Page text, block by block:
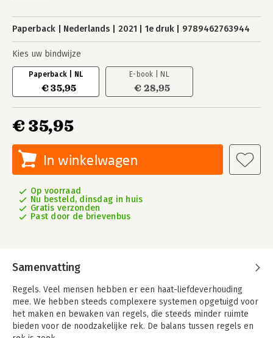
Paperback Nederlands 2021 1e druk 9789462763944
Kies uw bindwijze
Paperback | NL
€ 35,95
E-book | NL
€ 28,95
€ 35,95
In winkelwagen
Op voorraad
Nu besteld, dinsdag in huis
Gratis verzonden
Past door de brievenbus
Samenvatting
Regels. Veel mensen hebben er een haat-liefdeverhouding
mee. We hebben steeds complexere systemen opgetuigd voor
het maken en bewaken van regels, die steeds minder ruimte
bieden voor de noodzakelijke rek. De balans tussen regels en